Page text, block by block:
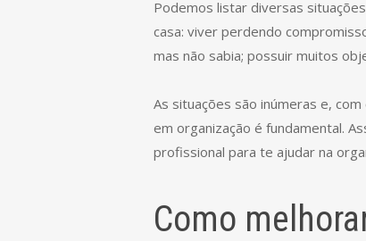
Podemos listar diversas
casa: viver perdendo
mas não sabia; possuir muitos
As situações são inúmeras e,
em organização é fundamental.
profissional para te ajudar na
Como